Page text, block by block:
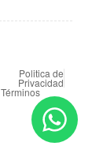
Politica de
Privacidad
Términos